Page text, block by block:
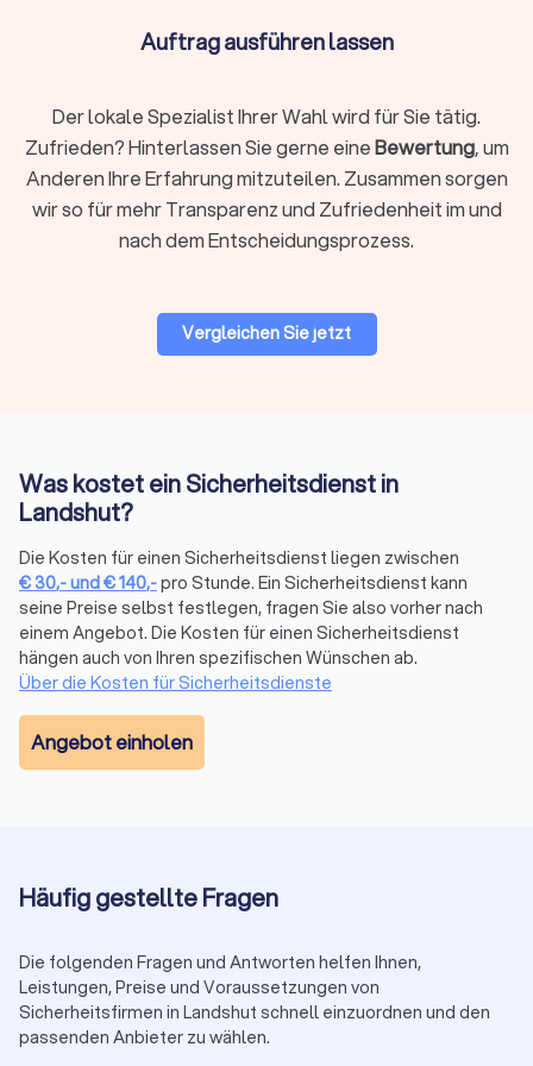
Personen mit abgestimmten Routen und Lagechecks.
Empfangs- und Pförtnerdienste:Zutrittskontrolle,
Besucherlenkung und Ausweiserstellung.
Professionelles Auftreten am Frontdesk reduziert
Wartezeiten und Zwischenfälle.
Alarmaufschaltung:Überwachung mit definierter
Interventionskette. Fragen Sie nach Reaktionsfenstern
Ablauf der Zusammenarbeit
erreichen Sie mehrere geprüfte Anbieter in Landshut,
erhalten vergleichbare Angebote innerhalb kurzer Zeit und
Jetzt Angebote in Landshut vergleichen (Sicherheitsdienst-
Anbieter).
3. Vor-Ort-Begehung:Lagecheck, Zugänge,
Kommunikationswege und Eskalationsstufen festlegen. So
startet der Einsatz reibungslos, auch in der Innenstadt.
4. Start & Review:Mit klaren KPIs (Reaktionszeiten,
Berichtswesen) starten, regelmäßig auswerten und bei
Bedarf nachschärfen. Das hält Qualität stabil und Kosten
planbar.
Die Spannen hängen von Einsatzart, Dauer und Teamgröße ab.
Orientierung für Landshut:
Objektschutz:
25 € bis 45 € pro Stunde.
Brandwache:25 € bis 40 € pro Stunde.
Personenschutz (Leibwächter):50 € bis 150 € pro
Stunde.
Auftrag ausführen lassen
Der lokale Spezialist Ihrer Wahl wird für Sie tätig.
Zufrieden? Hinterlassen Sie gerne eineBewertung, um
Anderen Ihre Erfahrung mitzuteilen. Zusammen sorgen
wir so für mehr Transparenz und Zufriedenheit im und
nach dem Entscheidungsprozess.
Vergleichen Sie jetzt
Was kostet ein Sicherheitsdienst in
Landshut?
Die Kosten für einen Sicherheitsdienst liegen zwischen
€30,-und€140,-pro Stunde. Ein Sicherheitsdienst kann
seine Preise selbst festlegen, fragen Sie also vorher nach
einem Angebot. Die Kosten für einen Sicherheitsdienst
hängen auch von Ihren spezifischen Wünschen ab.
Über die Kosten für Sicherheitsdienste
Angebot einholen
Häufig gestellte Fragen
Die folgenden Fragen und Antworten helfen Ihnen,
Leistungen, Preise und Voraussetzungen von
Sicherheitsfirmen in Landshut schnell einzuordnen und den
passenden Anbieter zu wählen.